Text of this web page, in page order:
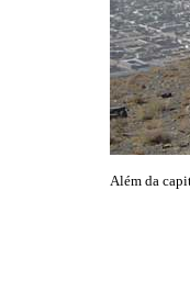
Além da